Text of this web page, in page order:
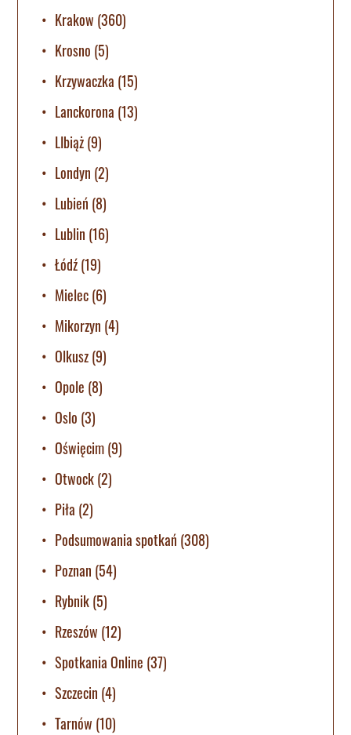
Krakow (360)
Krosno (5)
Krzywaczka (15)
Lanckorona (13)
LIbiąż(9)
Londyn (2)
Lubień (8)
Lublin (16)
Łódź(19)
Mielec(6)
Mikorzyn (4)
Olkusz(9)
Opole (8)
Oslo (3)
Oświęcim(9)
Otwock(2)
Piła (2)
Podsumowania spotkań (308)
Poznan (54)
Rybnik(5)
Rzeszów (12)
Spotkania Online (37)
Szczecin (4)
Tarnów (10)